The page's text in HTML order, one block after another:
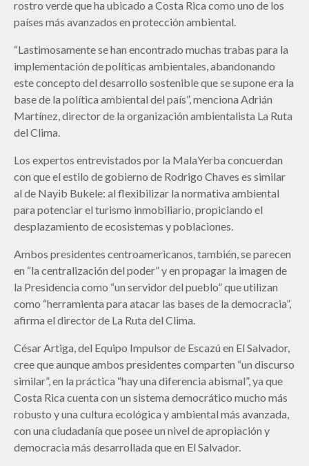
rostro verde que ha ubicado a Costa Rica como uno de los
países más avanzados en protección ambiental.
“Lastimosamente se han encontrado muchas trabas para la
implementación de políticas ambientales, abandonando
este concepto del desarrollo sostenible que se supone era la
base de la política ambiental del país”, menciona Adrián
Martínez, director de la organización ambientalista La Ruta
del Clima.
Los expertos entrevistados por la MalaYerba concuerdan
con que el estilo de gobierno de Rodrigo Chaves es similar
al de Nayib Bukele: al flexibilizar la normativa ambiental
para potenciar el turismo inmobiliario, propiciando el
desplazamiento de ecosistemas y poblaciones.
Ambos presidentes centroamericanos, también, se parecen
en “la centralización del poder” y en propagar la imagen de
la Presidencia como “un servidor del pueblo” que utilizan
como “herramienta para atacar las bases de la democracia”,
afirma el director de La Ruta del Clima.
César Artiga, del Equipo Impulsor de Escazú en El Salvador,
cree que aunque ambos presidentes comparten “un discurso
similar”, en la práctica “hay una diferencia abismal”, ya que
Costa Rica cuenta con un sistema democrático mucho más
robusto y una cultura ecológica y ambiental más avanzada,
con una ciudadanía que posee un nivel de apropiación y
democracia más desarrollada que en El Salvador.